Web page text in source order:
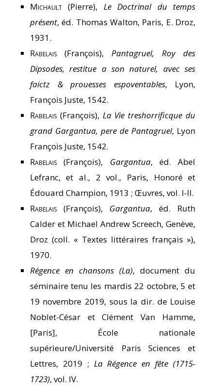
Michault(Pierre), Le Doctrinal du temps
présent, éd. Thomas Walton, Paris, E. Droz,
1931.
Rabelais(François), Pantagruel, Roy des
Dipsodes, restitue a son naturel, avec ses
faictz & prouesses espoventables, Lyon,
François Juste, 1542.
Rabelais(François), La Vie treshorrificque du
grand Gargantua, pere de Pantagruel, Lyon
François Juste, 1542.
Rabelais(François), Gargantua, éd. Abel
Lefranc, et al., 2 vol., Paris, Honoré et
Édouard Champion, 1913 ; Œuvres, vol. I-II.
Rabelais(François), Gargantua, éd. Ruth
Calder et Michael Andrew Screech, Genève,
Droz (coll. « Textes littéraires français »),
1970.
Régence en chansons (La), document du
séminaire tenu les mardis 22 octobre, 5 et
19 novembre 2019, sous la dir. de Louise
Noblet-César et Clément Van Hamme,
[Paris], École nationale
supérieure/Université Paris Sciences et
Lettres, 2019 ; La Régence en fête (1715-
1723), vol. IV.